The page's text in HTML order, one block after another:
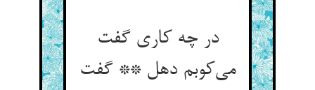
در چه کاری گفت
می‌کوبم دهل ** گفت